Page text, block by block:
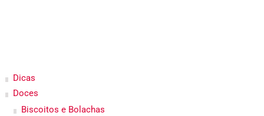
Dicas
Doces
Biscoitos e Bolachas